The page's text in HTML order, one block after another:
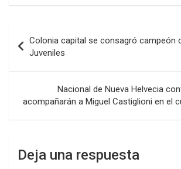
ce
o
o
tt at
A
p
p
ke
n
m
ar
tir
de
entradas
Colonia capital se consagró campeón
Juveniles
Nacional de Nueva Helvecia
acompañarán a Miguel Castiglioni en el
Deja una respuesta